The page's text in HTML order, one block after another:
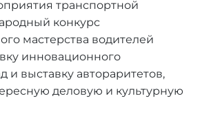
транспортной
конкурс
мастерства водителей
инновационного
и выставку автораритетов,
деловую и культурную